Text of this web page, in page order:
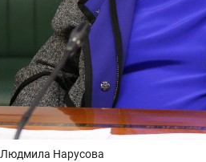
Людмила Нарусова